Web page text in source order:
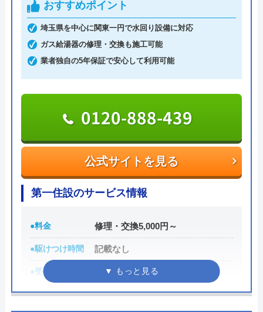
で、緊急時のトラブルでも安心です。
見積もりは無料で実施しているので、お気軽にご依
頼ください。
公式サイトを見る
0120-191-084
水道1番館の基本情報
運営会社 株式会社マック
代表者 庄司良明
所在地
〒106-0032
東京都港区六本木5-10-33
対応エリア 全国
おすすめポイント
埼玉県を中心に関東一円で水回り設備に対応
ガス給湯器の修理・交換も施工可能
業者独自の5年保証で安心して利用可能
公式サイトを見る
0120-888-439
第一住設のサービス情報
●料金 修理・交換5,000円～
●駆けつけ時間 記載なし
●受付時間 9:00～18:00
●定休日 年末年始